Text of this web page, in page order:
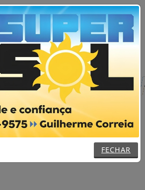
FECHAR